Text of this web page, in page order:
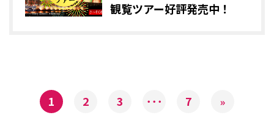
観覧ツアー好評発売中！
1 2 3 ･･･ 7 »